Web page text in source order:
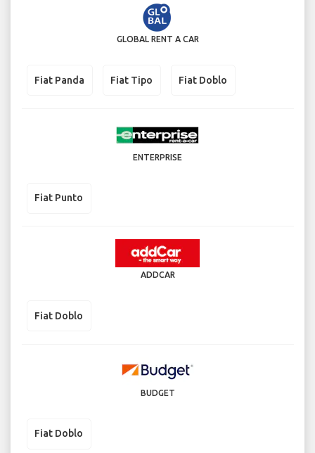
GLOBAL RENT A CAR
Fiat Panda Fiat Tipo Fiat Doblo
ENTERPRISE
Fiat Punto
ADDCAR
Fiat Doblo
BUDGET
Fiat Doblo